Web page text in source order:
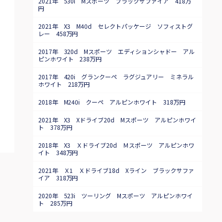
円
2021年 X3 M40d セレクトパッケージ ソフィストグ
レー 458万円
2017年 320d Mスポーツ エディションシャドー アル
ピンホワイト 238万円
2017年 420i グランクーペ ラグジュアリー ミネラル
ホワイト 218万円
2018年 M240i クーペ アルピンホワイト 318万円
2021年 X3 Xドライブ20d Mスポーツ アルピンホワイ
ト 378万円
2018年 X3 Ｘドライブ20d Ｍスポーツ アルピンホワ
イト 348万円
2021年 Ｘ1 Ｘドライブ18d Xライン ブラックサファ
イア 318万円
2020年 523i ツーリング Mスポーツ アルピンホワイ
ト 285万円